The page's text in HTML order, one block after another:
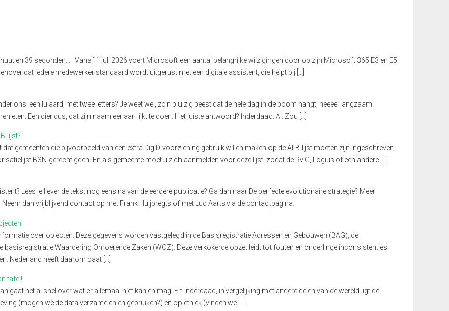
en 39 seconden… Vanaf 1 juli 2026 voert Microsoft een aantal belangrijke wijzigingen door op zijn Microsoft 365 E3 en E5
dat iedere medewerker standaard wordt uitgerust met een digitale assistent, die helpt bij […]
ons: een luiaard, met twee letters? Je weet wel, zo’n pluizig beest dat de hele dag in de boom hangt, heeeel langzaam
eten. Een dier dus, dat zijn naam eer aan lijkt te doen. Het juiste antwoord? Inderdaad: AI. Zou […]
lijst?
gemeenten die bijvoorbeeld van een extra DigiD-voorziening gebruik willen maken op de ALB-lijst moeten zijn ingeschreven.
BSN-gerechtigden. En als gemeente moet u zich aanmelden voor deze lijst, zodat de RvIG, Logius of een andere […]
Lees je liever de tekst nog eens na van de eerdere publicatie? Ga dan naar De perfecte evolutionaire strategie? Meer
Neem dan vrijblijvend contact op met Frank Huijbregts of met Luc Aarts via de contactpagina.
over objecten. Deze gegevens worden vastgelegd in de Basisregistratie Adressen en Gebouwen (BAG), de
Waardering Onroerende Zaken (WOZ). Deze verkokerde opzet leidt tot fouten en onderlinge inconsistenties.
Nederland heeft daarom baat […]
tafel!
gaat het al snel over wat er allemaal níet kan en mag. En inderdaad, in vergelijking met andere delen van de wereld ligt de
(mogen we de data verzamelen en gebruiken?) en op ethiek (vinden we […]